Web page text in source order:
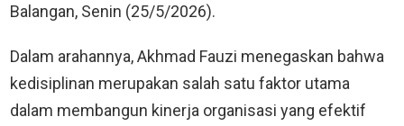
Balangan, Senin (25/5/2026).
Dalam arahannya, Akhmad Fauzi menegaskan bahwa
kedisiplinan merupakan salah satu faktor utama
dalam membangun kinerja organisasi yang efektif